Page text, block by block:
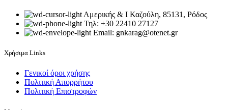
Αμερικής & Ι Καζούλη, 85131, Ρόδος
Τηλ: +30 22410 27127
Email: gnkarag@otenet.gr
Χρήσιμα Links
Γενικοί όροι χρήσης
Πολιτική Απορρήτου
Πολιτική Επιστροφών